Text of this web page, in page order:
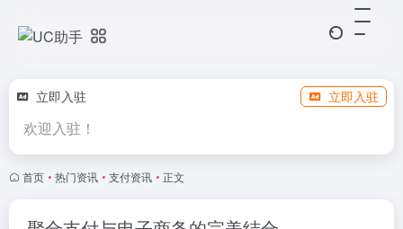
立即入驻 立即入驻
欢迎入驻！
首页 • 热门资讯 • 支付资讯 • 正文